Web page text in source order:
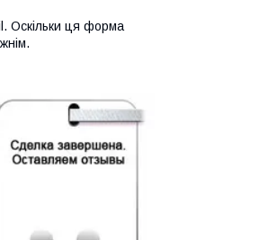
Оскільки ця форма